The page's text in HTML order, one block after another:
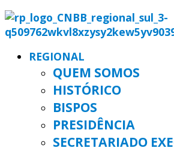
REGIONAL
QUEM SOMOS
HISTÓRICO
BISPOS
PRESIDÊNCIA
SECRETARIADO